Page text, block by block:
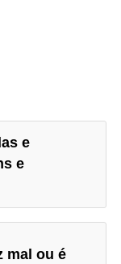
e
e
mal ou é